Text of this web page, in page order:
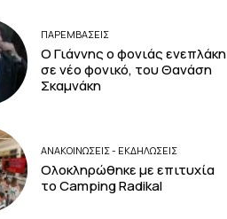
ΠΑΡΕΜΒΑΣΕΙΣ
Ο Γιάννης ο φονιάς ενεπλάκη
σε νέο φονικό, του Θανάση
Σκαμνάκη
ΑΝΑΚΟΙΝΩΣΕΙΣ - ΕΚΔΗΛΩΣΕΙΣ
Ολοκληρώθηκε με επιτυχία
το Camping Radikal